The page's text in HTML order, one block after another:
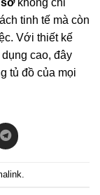
tinh tế mà còn
Với thiết kế
cao, đây
tủ đồ của mọi